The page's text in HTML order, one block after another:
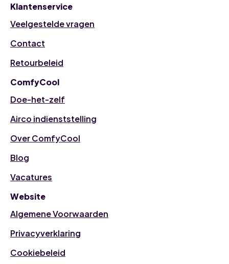
Klantenservice
Veelgestelde vragen
Contact
Retourbeleid
ComfyCool
Doe-het-zelf
Airco indienststelling
Over ComfyCool
Blog
Vacatures
Website
Algemene Voorwaarden
Privacyverklaring
Cookiebeleid